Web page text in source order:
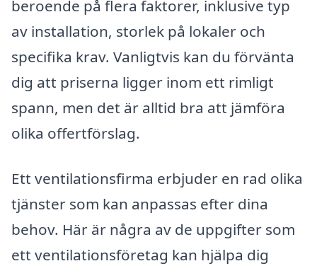
beroende på flera faktorer, inklusive typ
av installation, storlek på lokaler och
specifika krav. Vanligtvis kan du förvänta
dig att priserna ligger inom ett rimligt
spann, men det är alltid bra att jämföra
olika offertförslag.
Ett ventilationsfirma erbjuder en rad olika
tjänster som kan anpassas efter dina
behov. Här är några av de uppgifter som
ett ventilationsföretag kan hjälpa dig